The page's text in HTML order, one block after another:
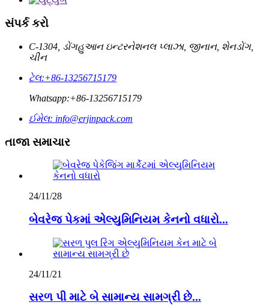
સંપર્ક કરો
C-1304, ડોંગહુઆન ઇન્ટરનેશનલ પ્લાઝા, જીનાન, શેનડોંગ,
ચીન
ટેલ:+86-13256715179
Whatsapp:+86-13256715179
ઈમેલ: info@erjinpack.com
તાજા સમાચાર
24/11/28
બેવરેજ પેકમાં એલ્યુમિનિયમ કેનનો વધારો...
24/11/21
સરળ પી માટે બે સામાન્ય સામગ્રી છે...